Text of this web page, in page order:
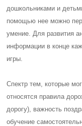
дошкольниками и
помощью нее можно
умение. Для развития
информации в конце
игры.
Спектр тем, которые
относятся правила
дорогу), важность
обучение